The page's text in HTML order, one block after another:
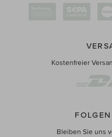
Kostenfreier
Bleiben Sie uns